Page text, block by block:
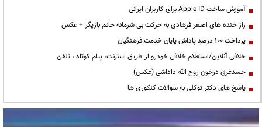
آموزش ساخت Apple ID برای کاربران ایرانی
راز خنده های اصغر فرهادی به حرکت بی شرمانه خانم بازیگر + عکس
پرداخت ۱۰۰ درصد پاداش پایان خدمت فرهنگیان
خلافی آنلاین/استعلام خلافی خودرو از طریق اینترنت، پیام کوتاه ، تلفن
جسدغرق درخون روح الله داداشی (عکس)
پاسخ های دکتر توکلی به سوالات کنکوری ها